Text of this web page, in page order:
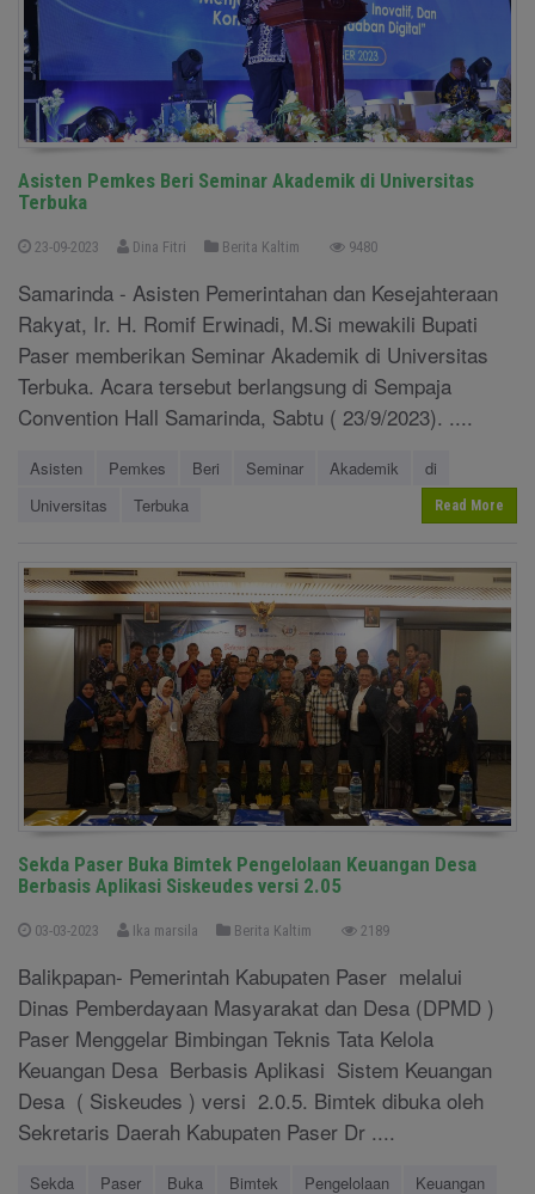
Asisten Pemkes Beri Seminar Akademik di Universitas
Terbuka
23-09-2023 Dina Fitri Berita Kaltim 9480
Samarinda - Asisten Pemerintahan dan Kesejahteraan
Rakyat, Ir. H. Romif Erwinadi, M.Si mewakili Bupati
Paser memberikan Seminar Akademik di Universitas
Terbuka. Acara tersebut berlangsung di Sempaja
Convention Hall Samarinda, Sabtu ( 23/9/2023). ....
Asisten Pemkes Beri Seminar Akademik
di
Universitas
Terbuka Read More
Sekda Paser Buka Bimtek Pengelolaan Keuangan Desa
Berbasis Aplikasi Siskeudes versi 2.05
03-03-2023 Ika marsila Berita Kaltim 2189
Balikpapan- Pemerintah Kabupaten Paser melalui
Dinas Pemberdayaan Masyarakat dan Desa (DPMD )
Paser Menggelar Bimbingan Teknis Tata Kelola
Keuangan Desa Berbasis Aplikasi Sistem Keuangan
Desa ( Siskeudes ) versi 2.0.5. Bimtek dibuka oleh
Sekretaris Daerah Kabupaten Paser Dr ....
Sekda Paser Buka Bimtek Pengelolaan Keuangan